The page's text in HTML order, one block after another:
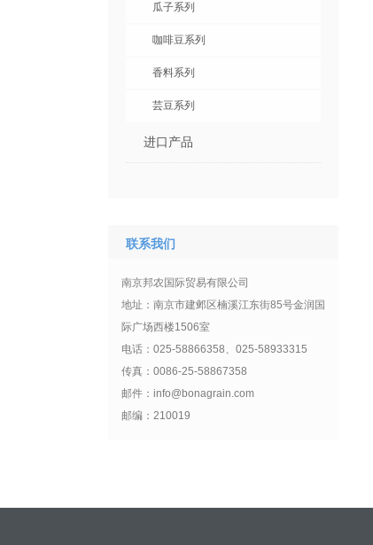
瓜子系列
咖啡豆系列
香料系列
芸豆系列
进口产品
联系我们
南京邦农国际贸易有限公司
地址：南京市建邺区楠溪江东街85号金润国
际广场西楼1506室
电话：025-58866358、025-58933315
传真：0086-25-58867358
邮件：info@bonagrain.com
邮编：210019